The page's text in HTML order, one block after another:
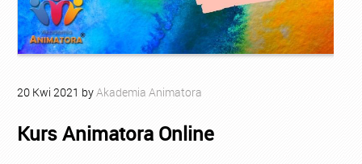
20 Kwi 2021 byAkademia Animatora
Kurs Animatora Online